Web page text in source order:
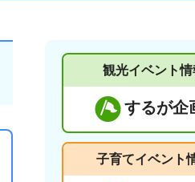
観光イベント情
するが企
子育てイベント